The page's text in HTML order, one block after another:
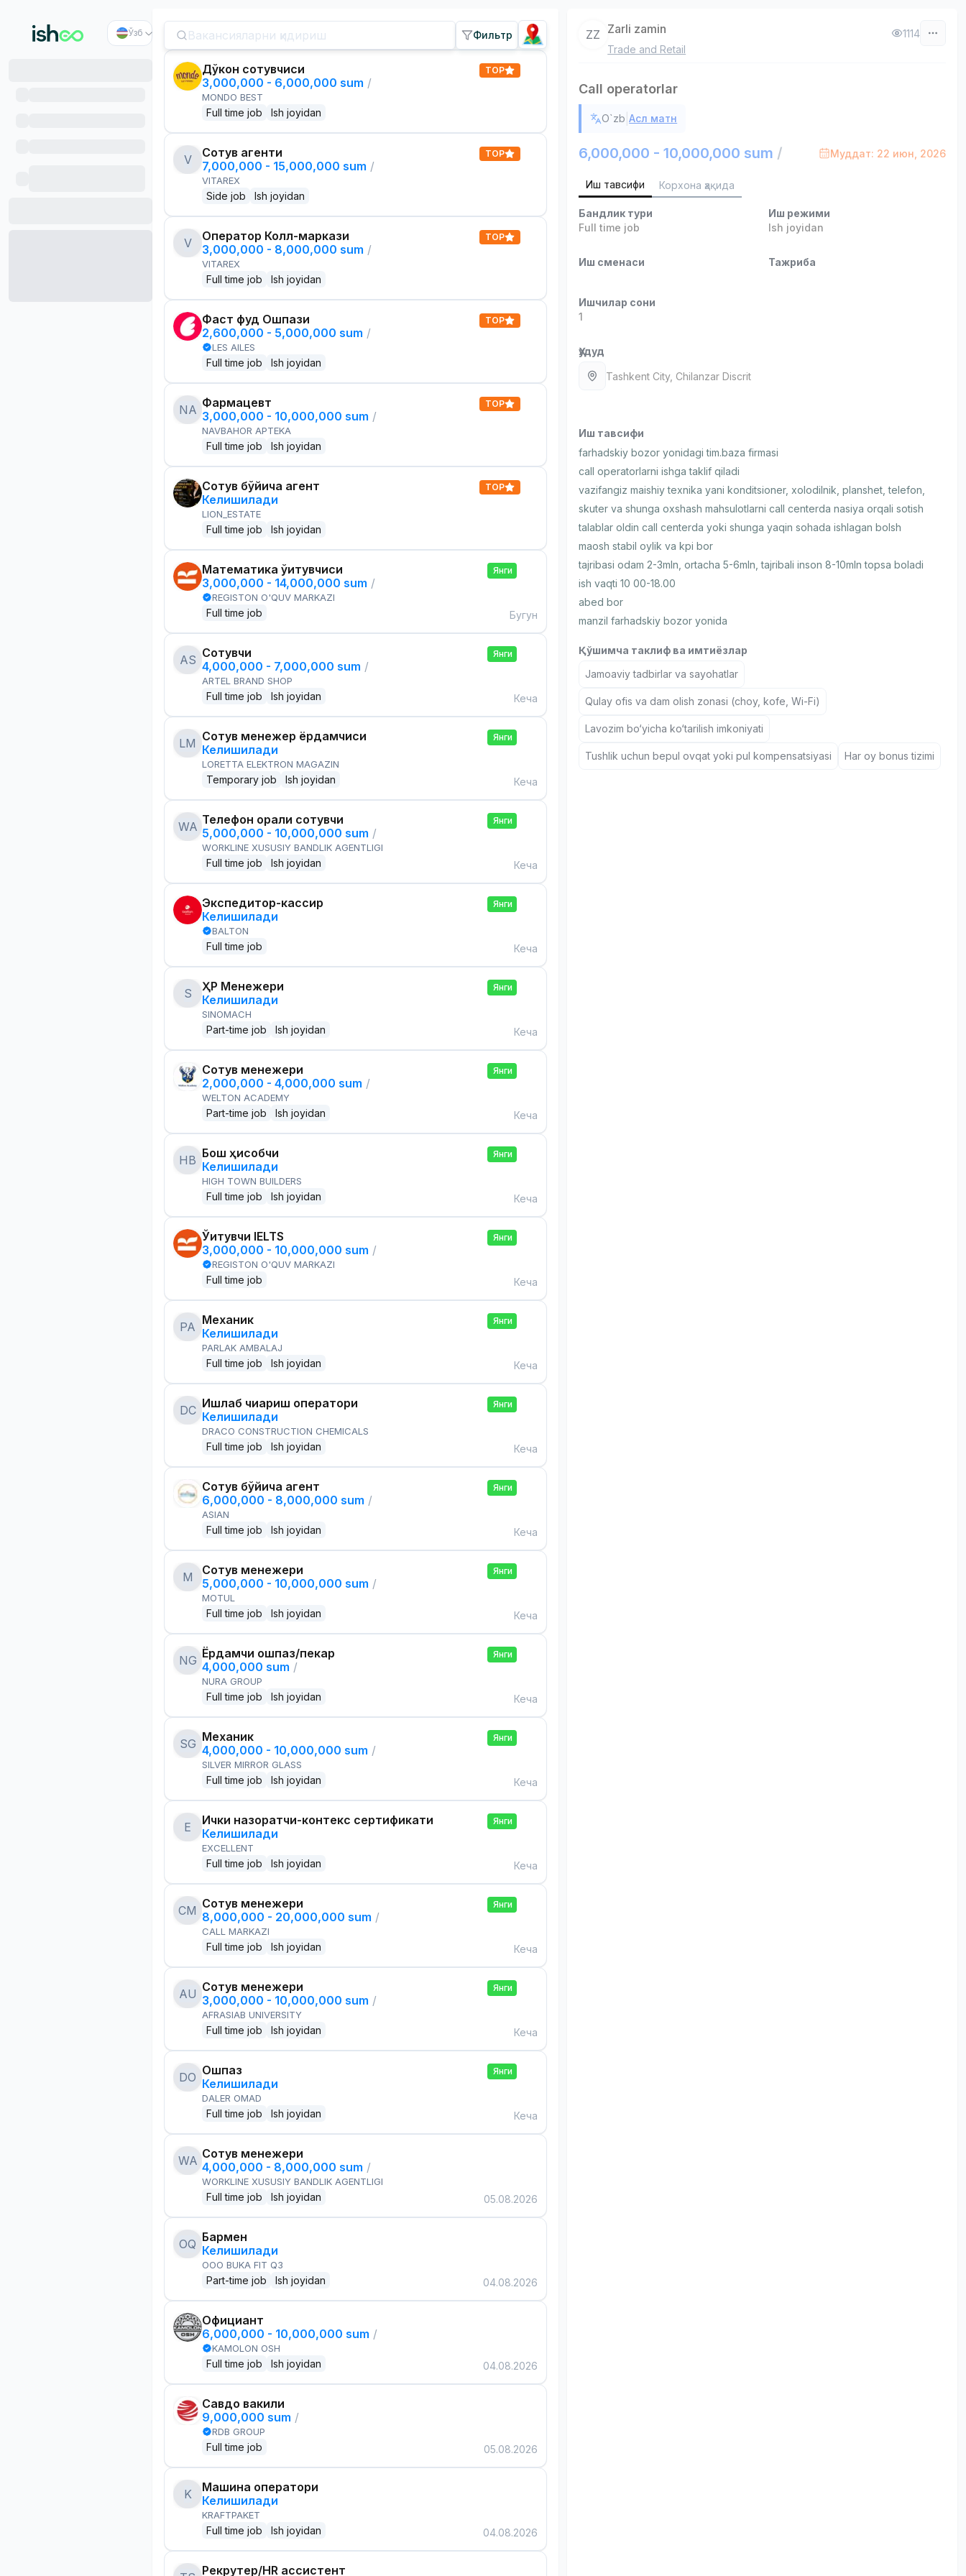
Ўзб Фильтр
Дўкон сотувчиси
3,000,000 - 6,000,000 sum /
MONDO BEST
Full time job Ish joyidan
TOP
V
Сотув агенти
7,000,000 - 15,000,000 sum /
VITAREX
Side job Ish joyidan
TOP
V
Оператор Колл-маркази
3,000,000 - 8,000,000 sum /
VITAREX
Full time job Ish joyidan
TOP
Фаст фуд Ошпази
2,600,000 - 5,000,000 sum /
LES AILES
Full time job Ish joyidan
TOP
NA Фармацевт
3,000,000 - 10,000,000 sum /
NAVBAHOR APTEKA
Full time job Ish joyidan
TOP
Сотув бўйича агент
Келишилади
LION_ESTATE
Full time job Ish joyidan
TOP
Математика ўқитувчиси
3,000,000 - 14,000,000 sum /
REGISTON O'QUV MARKAZI
Full time job
Янги
Бугун
AS Сотувчи
4,000,000 - 7,000,000 sum /
ARTEL BRAND SHOP
Full time job Ish joyidan
Янги
Кеча
LM Сотув менежер ёрдамчиси
Келишилади
LORETTA ELEKTRON MAGAZIN
Temporary job Ish joyidan
Янги
Кеча
WA Телефон орқали сотувчи
5,000,000 - 10,000,000 sum /
WORKLINE XUSUSIY BANDLIK AGENTLIGI
Full time job Ish joyidan
Янги
Кеча
Экспедитор-кассир
Келишилади
BALTON
Full time job
Янги
Кеча
S
ҲР Менежери
Келишилади
SINOMACH
Part-time job Ish joyidan
Янги
Кеча
Сотув менежери
2,000,000 - 4,000,000 sum /
WELTON ACADEMY
Part-time job Ish joyidan
Янги
Кеча
HB Бош ҳисобчи
Келишилади
HIGH TOWN BUILDERS
Full time job Ish joyidan
Янги
Кеча
Ўқитувчи IELTS
3,000,000 - 10,000,000 sum /
REGISTON O'QUV MARKAZI
Full time job
Янги
Кеча
PA Механик
Келишилади
PARLAK AMBALAJ
Full time job Ish joyidan
Янги
Кеча
DC Ишлаб чиқариш оператори
Келишилади
DRACO CONSTRUCTION CHEMICALS
Full time job Ish joyidan
Янги
Кеча
Сотув бўйича агент
6,000,000 - 8,000,000 sum /
ASIAN
Full time job Ish joyidan
Янги
Кеча
M
Сотув менежери
5,000,000 - 10,000,000 sum /
MOTUL
Full time job Ish joyidan
Янги
Кеча
NG Ёрдамчи ошпаз/пекар
4,000,000 sum /
NURA GROUP
Full time job Ish joyidan
Янги
Кеча
SG Механик
4,000,000 - 10,000,000 sum /
SILVER MIRROR GLASS
Full time job Ish joyidan
Янги
Кеча
E
Ички назоратчи-контекс сертификати
Келишилади
EXCELLENT
Full time job Ish joyidan
Янги
Кеча
CM Сотув менежери
8,000,000 - 20,000,000 sum /
CALL MARKAZI
Full time job Ish joyidan
Янги
Кеча
AU Сотув менежери
3,000,000 - 10,000,000 sum /
AFRASIAB UNIVERSITY
Full time job Ish joyidan
Янги
Кеча
DO Ошпаз
Келишилади
DALER OMAD
Full time job Ish joyidan
Янги
Кеча
WA Сотув менежери
4,000,000 - 8,000,000 sum /
WORKLINE XUSUSIY BANDLIK AGENTLIGI
Full time job Ish joyidan 05.08.2026
OQ Бармен
Келишилади
OOO BUKA FIT Q3
Part-time job Ish joyidan 04.08.2026
Официант
6,000,000 - 10,000,000 sum /
KAMOLON OSH
Full time job Ish joyidan 04.08.2026
Савдо вакили
9,000,000 sum /
RDB GROUP
Full time job 05.08.2026
K
Машина оператори
Келишилади
KRAFTPAKET
Full time job Ish joyidan 04.08.2026
Рекрутер/HR ассистент
ZZ Zarli zamin
Trade and Retail
1114
Call operatorlar
O`zb |Асл матн
6,000,000 - 10,000,000 sum / Муддат: 22 июн, 2026
Иш тавсифи Корхона ҳақида
Бандлик тури
Full time job
Иш режими
Ish joyidan
Иш сменаси Тажриба
Ишчилар сони
1
Ҳудуд
Tashkent City, Chilanzar Discrit
Иш тавсифи
farhadskiy bozor yonidagi tim.baza firmasi
call operatorlarni ishga taklif qiladi
vazifangiz maishiy texnika yani konditsioner, xolodilnik, planshet, telefon,
skuter va shunga oxshash mahsulotlarni call centerda nasiya orqali sotish
talablar oldin call centerda yoki shunga yaqin sohada ishlagan bolsh
maosh stabil oylik va kpi bor
tajribasi odam 2-3mln, ortacha 5-6mln, tajribali inson 8-10mln topsa boladi
ish vaqti 10 00-18.00
abed bor
manzil farhadskiy bozor yonida
Қўшимча таклиф ва имтиёзлар
Jamoaviy tadbirlar va sayohatlar
Qulay ofis va dam olish zonasi (choy, kofe, Wi-Fi)
Lavozim bo‘yicha ko‘tarilish imkoniyati
Tushlik uchun bepul ovqat yoki pul kompensatsiyasi Har oy bonus tizimi